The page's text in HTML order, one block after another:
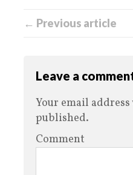
← Previous article
Leave a
Your email
published.
Comment